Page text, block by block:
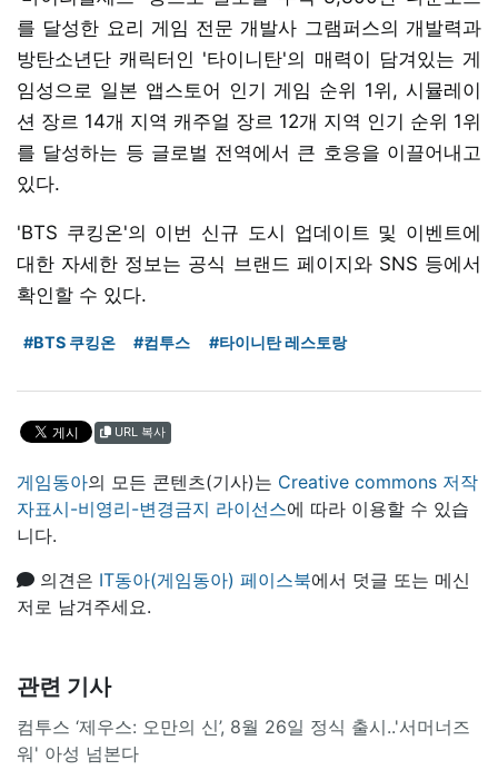
를 달성한 요리 게임 전문 개발사 그램퍼스의 개발력과
방탄소년단 캐릭터인 '타이니탄'의 매력이 담겨있는 게
임성으로 일본 앱스토어 인기 게임 순위 1위, 시뮬레이
션 장르 14개 지역 캐주얼 장르 12개 지역 인기 순위 1위
를 달성하는 등 글로벌 전역에서 큰 호응을 이끌어내고
있다.
'BTS 쿠킹온'의 이번 신규 도시 업데이트 및 이벤트에
대한 자세한 정보는 공식 브랜드 페이지와 SNS 등에서
확인할 수 있다.
#BTS 쿠킹온 #컴투스 #타이니탄 레스토랑
URL 복사
게임동아의 모든 콘텐츠(기사)는 Creative commons 저작
자표시-비영리-변경금지 라이선스에 따라 이용할 수 있습
니다.
의견은 IT동아(게임동아) 페이스북에서 덧글 또는 메신
저로 남겨주세요.
관련 기사
컴투스 ‘제우스: 오만의 신’, 8월 26일 정식 출시..'서머너즈
워' 아성 넘본다